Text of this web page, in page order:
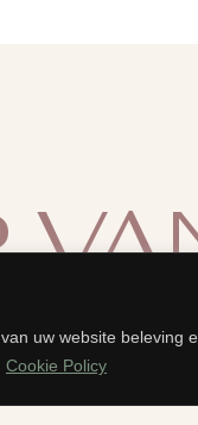
uw website beleving
Cookie Policy